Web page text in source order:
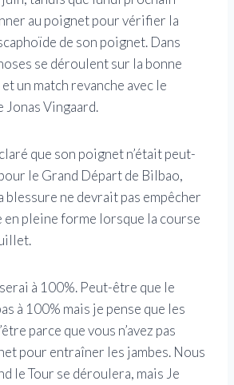
au poignet pour vérifier la
de son poignet. Dans
se déroulent sur la bonne
un match revanche avec le
Jonas Vingaard.
que son poignet n’était peut-
le Grand Départ de Bilbao,
blessure ne devrait pas empêcher
en pleine forme lorsque la course
serai à 100%. Peut-être que le
à 100% mais je pense que les
parce que vous n’avez pas
pour entraîner les jambes. Nous
le Tour se déroulera, mais Je